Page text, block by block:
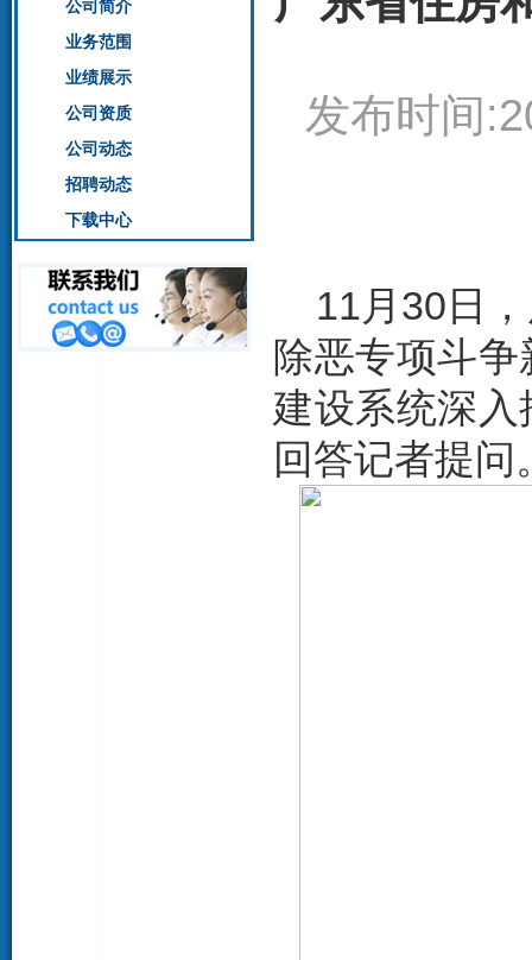
公司简介
业务范围
业绩展示
公司资质
公司动态
招聘动态
下载中心
发布时间
11月30日
除恶专项斗
建设系统深
回答记者提问